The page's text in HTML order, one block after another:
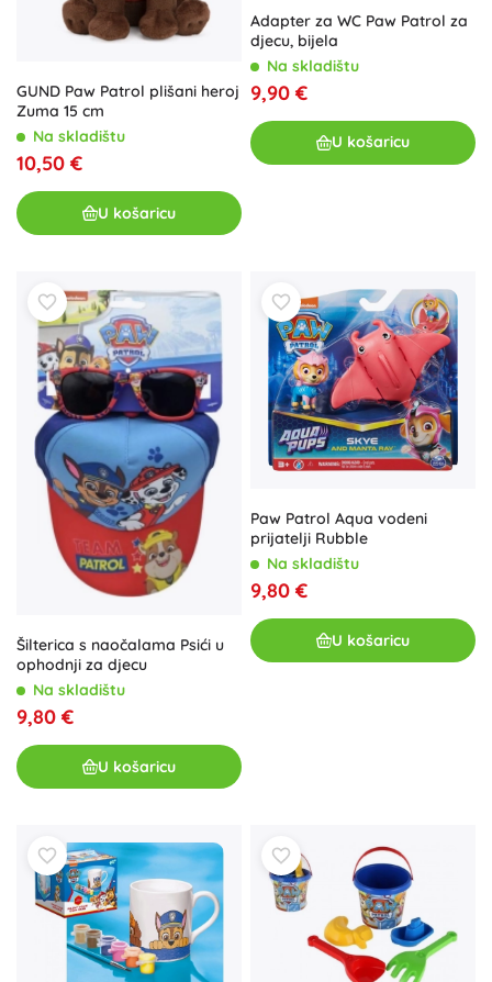
GUND Paw Patrol plišani heroj
Zuma 15 cm
Na skladištu
10,50 €
U košaricu
Adapter za WC Paw Patrol za
djecu, bijela
Na skladištu
9,90 €
U košaricu
Šilterica s naočalama Psići u
ophodnji za djecu
Na skladištu
9,80 €
U košaricu
Paw Patrol Aqua vodeni
prijatelji Rubble
Na skladištu
9,80 €
U košaricu